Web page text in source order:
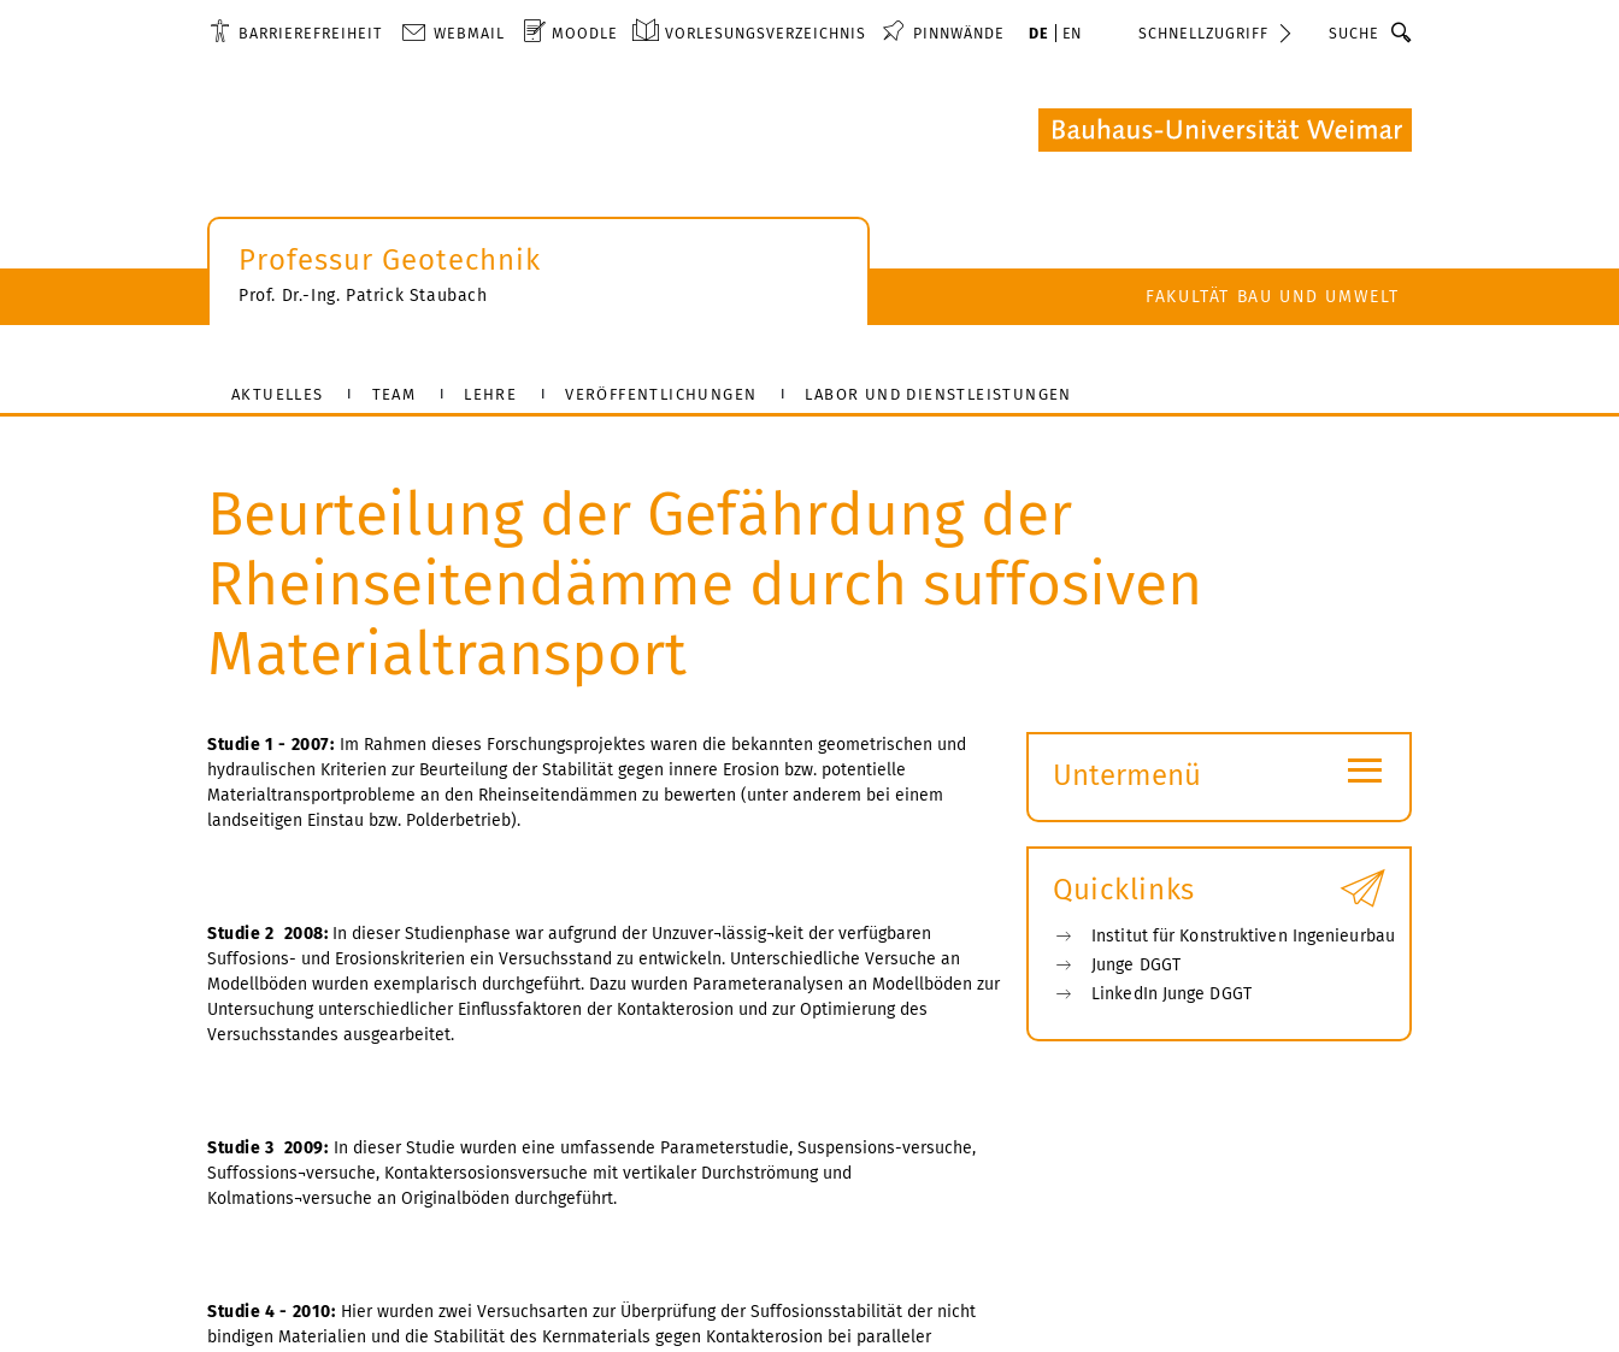
BARRIEREFREIHEIT WEBMAIL MOODLE VORLESUNGSVERZEICHNIS PINNWÄNDE DE EN SCHNELLZUGRIFF Suche
Professur Geotechnik
Prof. Dr.-Ing. Patrick Staubach FAKULTÄT BAU UND UMWELT
AKTUELLES TEAM LEHRE VERÖFFENTLICHUNGEN LABOR UND DIENSTLEISTUNGEN
Beurteilung der Gefährdung der
Rheinseitendämme durch suffosiven
Materialtransport
Studie 1 - 2007: Im Rahmen dieses Forschungsprojektes waren die bekannten geometrischen und
hydraulischen Kriterien zur Beurteilung der Stabilität gegen innere Erosion bzw. potentielle
Materialtransportprobleme an den Rheinseitendämmen zu bewerten (unter anderem bei einem
landseitigen Einstau bzw. Polderbetrieb).
Studie 2  2008: In dieser Studienphase war aufgrund der Unzuver¬lässig¬keit der verfügbaren
Suffosions- und Erosionskriterien ein Versuchsstand zu entwickeln. Unterschiedliche Versuche an
Modellböden wurden exemplarisch durchgeführt. Dazu wurden Parameteranalysen an Modellböden zur
Untersuchung unterschiedlicher Einflussfaktoren der Kontakterosion und zur Optimierung des
Versuchsstandes ausgearbeitet.
Studie 3  2009: In dieser Studie wurden eine umfassende Parameterstudie, Suspensions-versuche,
Suffossions¬versuche, Kontaktersosionsversuche mit vertikaler Durchströmung und
Kolmations¬versuche an Originalböden durchgeführt.
Studie 4 - 2010: Hier wurden zwei Versuchsarten zur Überprüfung der Suffosionsstabilität der nicht
bindigen Materialien und die Stabilität des Kernmaterials gegen Kontakterosion bei paralleler
Untermenü
öffnen
≡
Quicklinks
Institut für Konstruktiven Ingenieurbau
Junge DGGT
LinkedIn Junge DGGT